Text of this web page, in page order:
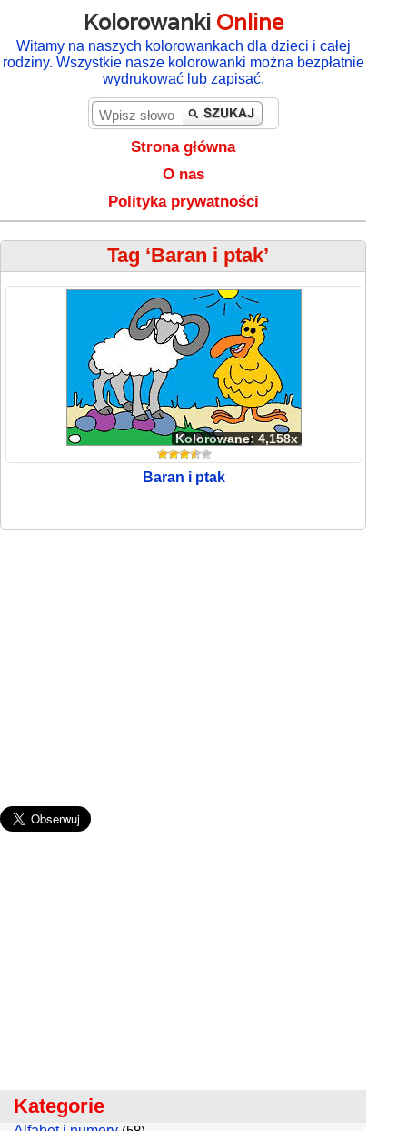
Kolorowanki Online
Witamy na naszych kolorowankach dla dzieci i całej
rodziny. Wszystkie nasze kolorowanki można bezpłatnie
wydrukować lub zapisać.
Strona główna
O nas
Polityka prywatności
Tag ‘Baran i ptak’
Kolorowane: 4,158x
Baran i ptak
Kategorie